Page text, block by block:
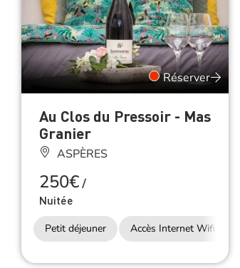
Réserver
Au Clos du Pressoir - Mas
Granier
ASPÈRES
250€/
Nuitée
Petit déjeuner Accès Internet Wifi